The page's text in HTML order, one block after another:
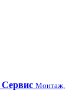
Сервис Монтаж,